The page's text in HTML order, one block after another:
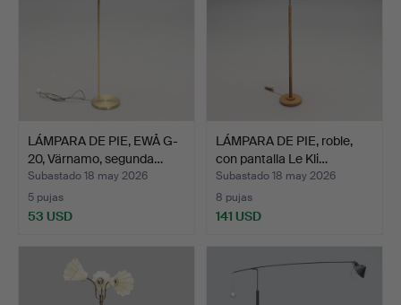
LÁMPARA DE PIE, EWÅ G-
20, Värnamo, segunda…
Subastado 18 may 2026
5 pujas
53 USD
LÁMPARA DE PIE, roble,
con pantalla Le Kli…
Subastado 18 may 2026
8 pujas
141 USD